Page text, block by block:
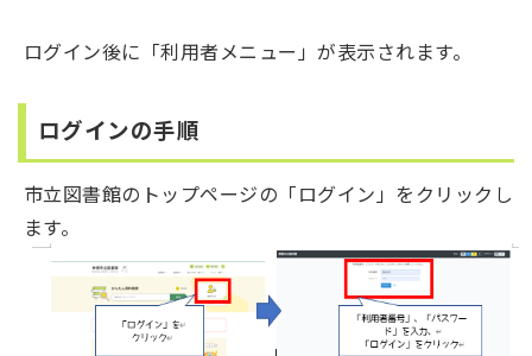
ログイン後に「利用者メニュー」が表示されます。
ログインの手順
市立図書館のトップページの「ログイン」をクリックし
ます。